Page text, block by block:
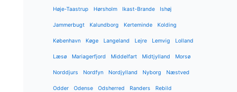
Høje-Taastrup Hørsholm Ikast-Brande Ishøj
Jammerbugt Kalundborg Kerteminde Kolding
København Køge Langeland Lejre Lemvig Lolland
Læsø Mariagerfjord Middelfart Midtjylland Morsø
Norddjurs Nordfyn Nordjylland Nyborg Næstved
Odder Odense Odsherred Randers Rebild